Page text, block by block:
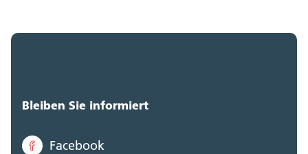
Bleiben Sie informiert
Facebook